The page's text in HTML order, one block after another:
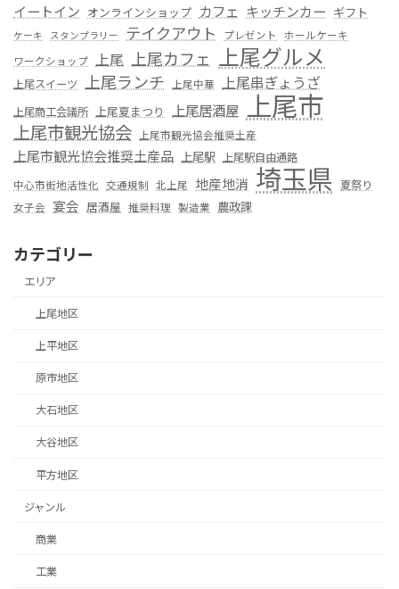
イートイン オンラインショップ カフェ キッチンカー ギフト
ケーキ スタンプラリー テイクアウト プレゼント
ホールケーキ
ワークショップ 上尾 上尾カフェ 上尾グルメ
上尾スイーツ 上尾ランチ 上尾中華 上尾串ぎょうざ
上尾商工会議所 上尾夏まつり 上尾居酒屋 上尾市
上尾市観光協会 上尾市観光協会推奨土産
上尾市観光協会推奨土産品 上尾駅 上尾駅自由通路
中心市街地活性化 交通規制 北上尾 地産地消 埼玉県 夏祭り
女子会 宴会 居酒屋 推奨料理 製造業 農政課
カテゴリー
エリア
上尾地区
上平地区
原市地区
大石地区
大谷地区
平方地区
ジャンル
商業
工業